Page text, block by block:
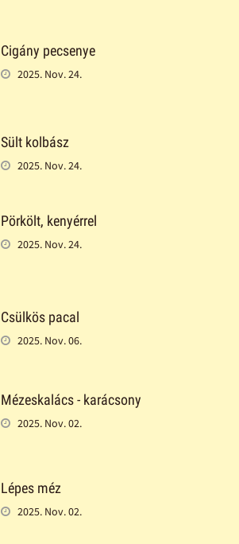
Cigány pecsenye
2025. Nov. 24.
Sült kolbász
2025. Nov. 24.
Pörkölt, kenyérrel
2025. Nov. 24.
Csülkös pacal
2025. Nov. 06.
Mézeskalács - karácsony
2025. Nov. 02.
Lépes méz
2025. Nov. 02.